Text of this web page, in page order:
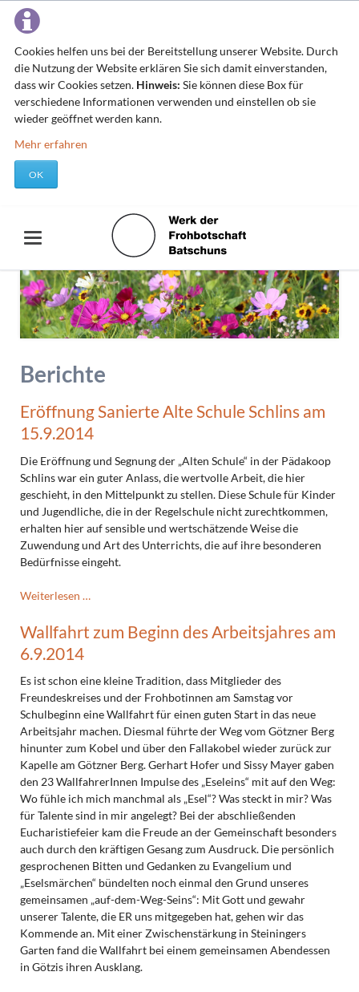
Cookies helfen uns bei der Bereitstellung unserer Website. Durch
die Nutzung der Website erklären Sie sich damit einverstanden,
dass wir Cookies setzen. Hinweis: Sie können diese Box für
verschiedene Informationen verwenden und einstellen ob sie
wieder geöffnet werden kann.
Mehr erfahren
OK
Berichte
Eröffnung Sanierte Alte Schule Schlins am
15.9.2014
Die Eröffnung und Segnung der „Alten Schule“ in der Pädakoop
Schlins war ein guter Anlass, die wertvolle Arbeit, die hier
geschieht, in den Mittelpunkt zu stellen. Diese Schule für Kinder
und Jugendliche, die in der Regelschule nicht zurechtkommen,
erhalten hier auf sensible und wertschätzende Weise die
Zuwendung und Art des Unterrichts, die auf ihre besonderen
Bedürfnisse eingeht.
Weiterlesen …
Alte
am
15.9.2014
Wallfahrt zum Beginn des Arbeitsjahres am
6.9.2014
Es ist schon eine kleine Tradition, dass Mitglieder des
Freundeskreises und der Frohbotinnen am Samstag vor
Schulbeginn eine Wallfahrt für einen guten Start in das neue
Arbeitsjahr machen. Diesmal führte der Weg vom Götzner Berg
hinunter zum Kobel und über den Fallakobel wieder zurück zur
Kapelle am Götzner Berg. Gerhart Hofer und Sissy Mayer gaben
den 23 WallfahrerInnen Impulse des „Eseleins“ mit auf den Weg:
Wo fühle ich mich manchmal als „Esel“? Was steckt in mir? Was
für Talente sind in mir angelegt? Bei der abschließenden
Eucharistiefeier kam die Freude an der Gemeinschaft besonders
auch durch den kräftigen Gesang zum Ausdruck. Die persönlich
gesprochenen Bitten und Gedanken zu Evangelium und
„Eselsmärchen“ bündelten noch einmal den Grund unseres
gemeinsamen „auf-dem-Weg-Seins“: Mit Gott und gewahr
unserer Talente, die ER uns mitgegeben hat, gehen wir das
Kommende an. Mit einer Zwischenstärkung in Steiningers
Garten fand die Wallfahrt bei einem gemeinsamen Abendessen
in Götzis ihren Ausklang.